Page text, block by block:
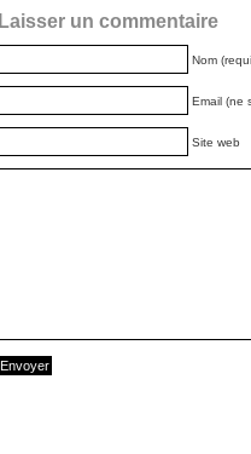
Laisser un commentaire
Nom
Email (ne
Site web